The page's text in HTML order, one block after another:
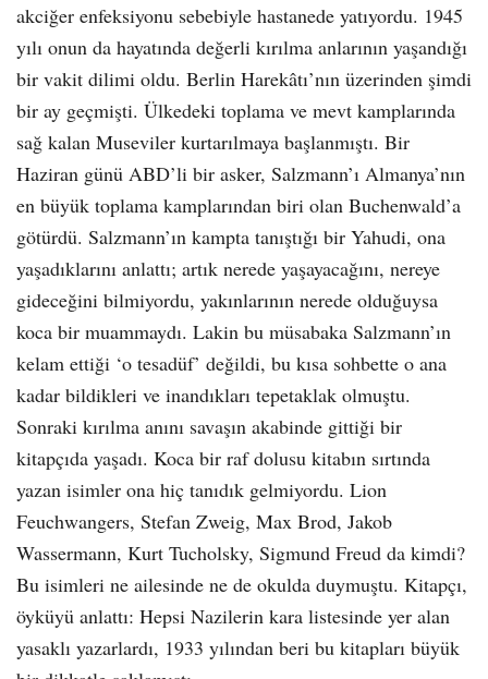
akciğer enfeksiyonu sebebiyle hastanede yatıyordu. 1945
yılı onun da hayatında değerli kırılma anlarının yaşandığı
bir vakit dilimi oldu. Berlin Harekâtı’nın üzerinden şimdi
bir ay geçmişti. Ülkedeki toplama ve mevt kamplarında
sağ kalan Museviler kurtarılmaya başlanmıştı. Bir
Haziran günü ABD’li bir asker, Salzmann’ı Almanya’nın
en büyük toplama kamplarından biri olan Buchenwald’a
götürdü. Salzmann’ın kampta tanıştığı bir Yahudi, ona
yaşadıklarını anlattı; artık nerede yaşayacağını, nereye
gideceğini bilmiyordu, yakınlarının nerede olduğuysa
koca bir muammaydı. Lakin bu müsabaka Salzmann’ın
kelam ettiği ‘o tesadüf’ değildi, bu kısa sohbette o ana
kadar bildikleri ve inandıkları tepetaklak olmuştu.
Sonraki kırılma anını savaşın akabinde gittiği bir
kitapçıda yaşadı. Koca bir raf dolusu kitabın sırtında
yazan isimler ona hiç tanıdık gelmiyordu. Lion
Feuchwangers, Stefan Zweig, Max Brod, Jakob
Wassermann, Kurt Tucholsky, Sigmund Freud da kimdi?
Bu isimleri ne ailesinde ne de okulda duymuştu. Kitapçı,
öyküyü anlattı: Hepsi Nazilerin kara listesinde yer alan
yasaklı yazarlardı, 1933 yılından beri bu kitapları büyük